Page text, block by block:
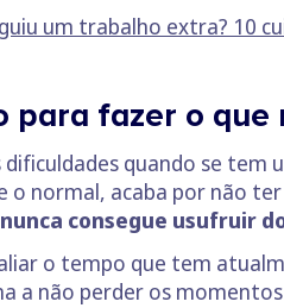
um trabalho extra? 10
para fazer o
dificuldades quando se tem
o normal, acaba por não
consegue usufruir
o tempo que tem
a não perder os